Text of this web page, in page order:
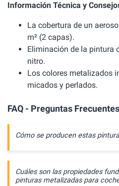
Información Técnica y
La cobertura de un
m² (2 capas).
Eliminación de la pintura
nitro.
Los colores metalizados
micados y perlados.
FAQ - Preguntas Frecuentes
Cómo se producen estas
Cuáles son las propiedades
pinturas metalizadas para